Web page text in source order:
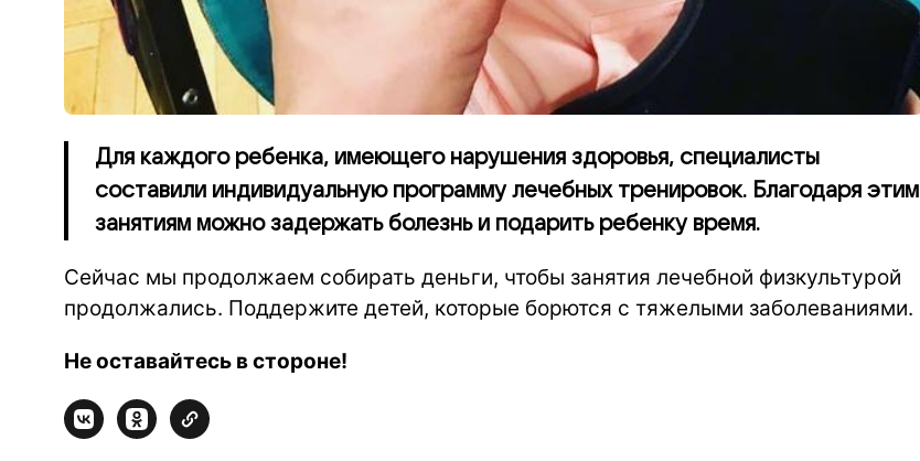
Для каждого ребенка, имеющего нарушения здоровья, специалисты
составили индивидуальную программу лечебных тренировок. Благодаря этим
занятиям можно задержать болезнь и подарить ребенку время.
Сейчас мы продолжаем собирать деньги, чтобы занятия лечебной физкультурой
продолжались. Поддержите детей, которые борются с тяжелыми заболеваниями.
Не оставайтесь в стороне!